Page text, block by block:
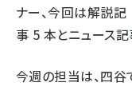
ナー、今回は解説記
事 5 本とニュース
今週の担当は、四谷